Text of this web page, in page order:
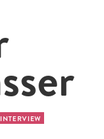
INTERVIEW